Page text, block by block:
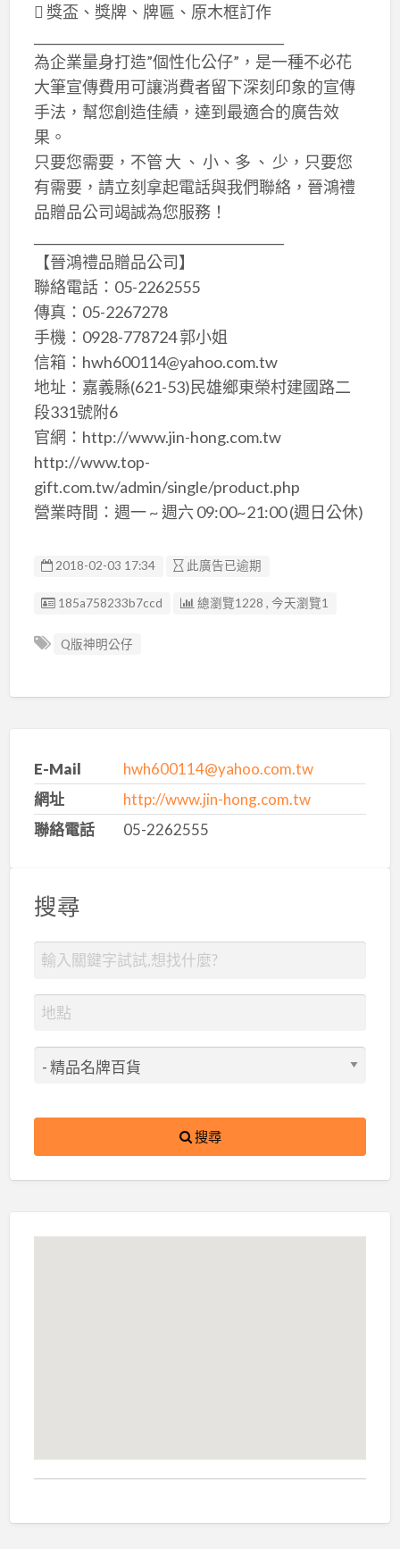
 獎盃、獎牌、牌匾、原木框訂作
為企業量身打造”個性化公仔”，是一種不必花
大筆宣傳費用可讓消費者留下深刻印象的宣傳
手法，幫您創造佳績，達到最適合的廣告效
果。
只要您需要，不管 大 、 小、多 、 少，只要您
有需要，請立刻拿起電話與我們聯絡，晉鴻禮
品贈品公司竭誠為您服務！
【晉鴻禮品贈品公司】
聯絡電話：05-2262555
傳真：05-2267278
手機：0928-778724 郭小姐
信箱：hwh600114@yahoo.com.tw
地址：嘉義縣(621-53)民雄鄉東榮村建國路二
段331號附6
官網：http://www.jin-hong.com.tw
http://www.top-
gift.com.tw/admin/single/product.php
營業時間：週一 ~ 週六 09:00~21:00 (週日公休)
2018-02-03 17:34 此廣告已逾期
廣告编號
185a758233b7ccd 總瀏覽1228 , 今天瀏覽1
Q版神明公仔
E-Mail
hwh600114@yahoo.com.tw
網址
http://www.jin-hong.com.tw
聯絡電話
05-2262555
搜尋
搜尋